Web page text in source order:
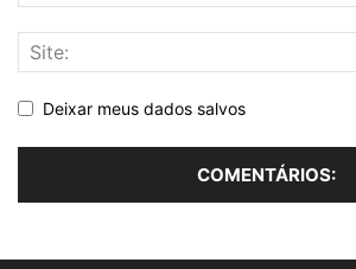
Deixar meus dados salvos